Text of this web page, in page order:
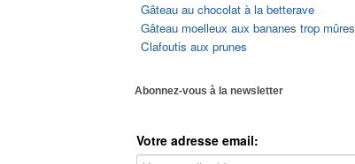
Gâteau au chocolat à la betterave
Gâteau moelleux aux bananes trop mûres
Clafoutis aux prunes
Abonnez-vous à la newsletter
Votre adresse email: